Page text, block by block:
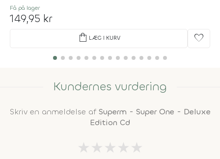
Få på lager
149,95 kr
shopping_bag LÆG I KURV favorite
Kundernes vurdering
Skriv en anmeldelse af Superm - Super One - Deluxe
Edition Cd
★ ★ ★ ★ ★